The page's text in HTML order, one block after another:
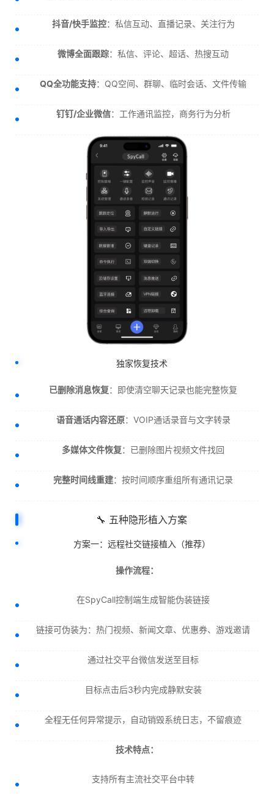
抖音/快手监控：私信互动、直播记录、关注行为
微博全面跟踪：私信、评论、超话、热搜互动
QQ全功能支持：QQ空间、群聊、临时会话、文件传输
钉钉/企业微信：工作通讯监控，商务行为分析
独家恢复技术
已删除消息恢复：即使清空聊天记录也能完整恢复
语音通话内容还原：VOIP通话录音与文字转录
多媒体文件恢复：已删除图片视频文件找回
完整时间线重建：按时间顺序重组所有通讯记录
🔧 五种隐形植入方案
方案一：远程社交链接植入（推荐）
操作流程：
在SpyCall控制端生成智能伪装链接
链接可伪装为：热门视频、新闻文章、优惠券、游戏邀请
通过社交平台微信发送至目标
目标点击后3秒内完成静默安装
全程无任何异常提示，自动销毁系统日志，不留痕迹
技术特点：
支持所有主流社交平台中转